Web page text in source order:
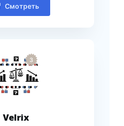
Смотреть
3
Velrix